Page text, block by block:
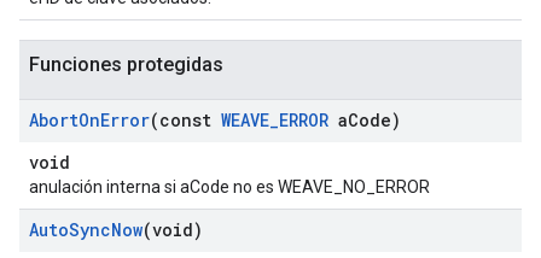
Funciones protegidas
AbortOnError(const WEAVE_ERROR aCode)
void
anulación interna si aCode no es WEAVE_NO_ERROR
AutoSyncNow(void)